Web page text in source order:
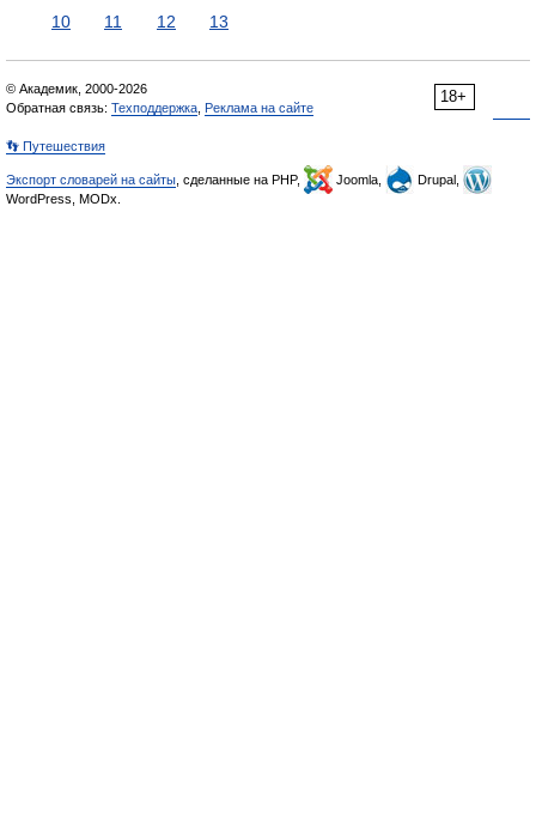
10
11 12 13
18+
© Академик, 2000-2026
Обратная связь: Техподдержка Реклама на сайте
👣 Путешествия
Экспорт словарей на сайты , сделанные на PHP, Joomla,
Drupal,
WordPress, MODx.